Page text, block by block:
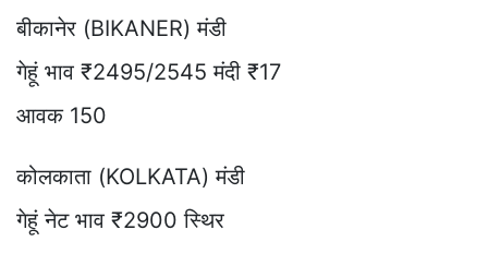
बीकानेर (BIKANER) मंडी
गेहूं भाव ₹2495/2545 मंदी ₹17
आवक 150
कोलकाता (KOLKATA) मंडी
गेहूं नेट भाव ₹2900 स्थिर